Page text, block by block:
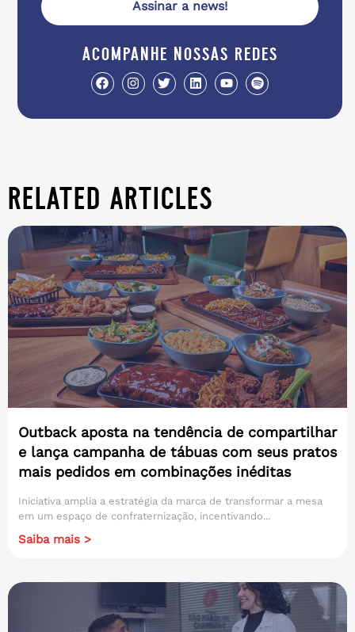
Assinar a news!
acompanhe nossas redes
related articles
Outback aposta na tendência de compartilhar
e lança campanha de tábuas com seus pratos
mais pedidos em combinações inéditas
Iniciativa amplia a estratégia da marca de transformar a mesa
em um espaço de confraternização, incentivando...
Saiba mais >